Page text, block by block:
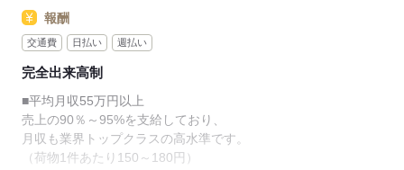
す。
最初から高い目標を決めるのではなく
少しずつ目標を上げていくことで、
2～3ヵ月で安定した個数を
配達できるようになりました。
物量の多いエリアをお任せするなど、
スタッフの意見が反映されやすい環境です。
※エリアにより一部異なります。
応募する
＜こんな方におすすめ＞
・頑張った分、着実に稼げる仕事をしたい
・将来のため、夢のために資金を集めたい
◎20～40代スタッフ活躍中
◎女性活躍中
報酬
交通費 日払い 週払い
完全出来高制
■平均月収55万円以上
売上の90％～95%を支給しており、
月収も業界トップクラスの高水準です。
（荷物1件あたり150～180円）